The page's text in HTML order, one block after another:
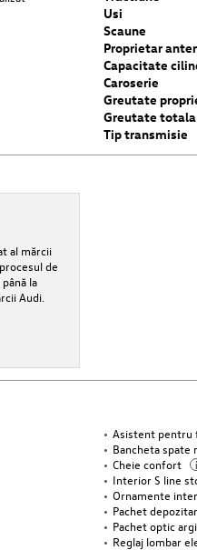
Usi
Scaune
Proprietar
Capacitate
Caroserie
Greutate
Greutate totala
Tip transmisie
al mărcii
de
la
Audi.
Asistent pentru
Bancheta spate
Cheie confort i
Interior S line
Ornamente
Pachet
Pachet optic
Reglaj lombar